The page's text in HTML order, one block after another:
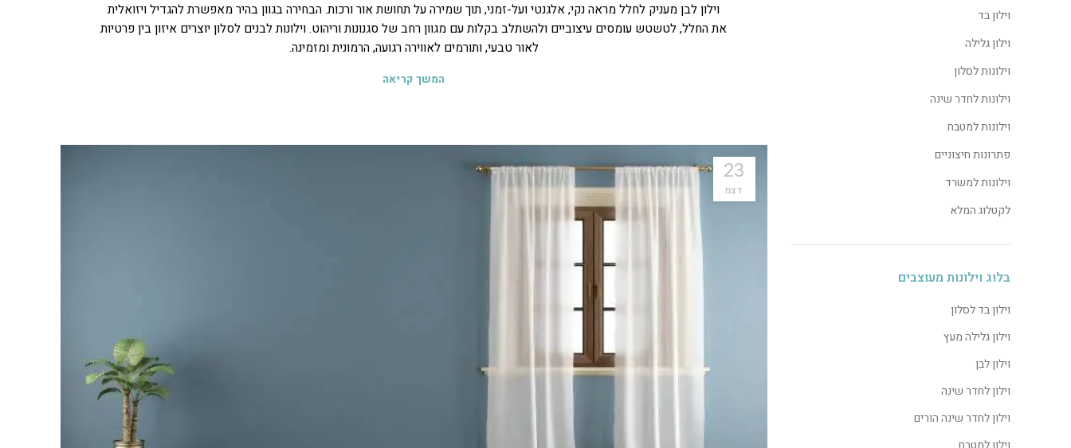
וילון לבן מעניק לחלל מראה נקי, אלגנטי ועל-זמני, תוך שמירה על תחושת אור ורכות. הבחירה בגוון בהיר מאפשרת להגדיל ויזואלית
את החלל, לטשטש עומסים עיצוביים ולהשתלב בקלות עם מגוון רחב של סגנונות וריהוט. וילונות לבנים לסלון יוצרים איזון בין פרטיות
לאור טבעי, ותורמים לאווירה רגועה, הרמונית ומזמינה.
המשך קריאה
23
דצמ
וילון בד
וילון גלילה
וילונות לסלון
וילונות לחדר שינה
וילונות למטבח
פתרונות חיצוניים
וילונות למשרד
לקטלוג המלא
בלוג וילונות מעוצבים
וילון בד לסלון
וילון גלילה מעץ
וילון לבן
וילון לחדר שינה
וילון לחדר שינה הורים